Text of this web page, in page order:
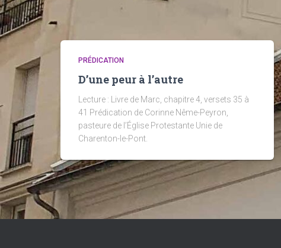
PRÉDICATION
D’une peur à l’autre
Lecture : Livre de Marc, chapitre 4, versets 35 à
41 Prédication de Corinne Nême-Peyron,
pasteure de l’Église Protestante Unie de
Charenton-le-Pont.